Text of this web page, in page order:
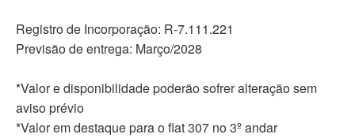
Registro de Incorporação: R-7.111.221
Previsão de entrega: Março/2028
*Valor e disponibilidade poderão sofrer alteração sem
aviso prévio
*Valor em destaque para o flat 307 no 3º andar